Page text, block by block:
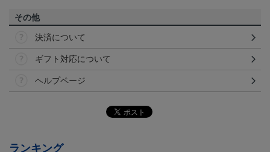
その他
決済について
ギフト対応について
ヘルプページ
ランキング